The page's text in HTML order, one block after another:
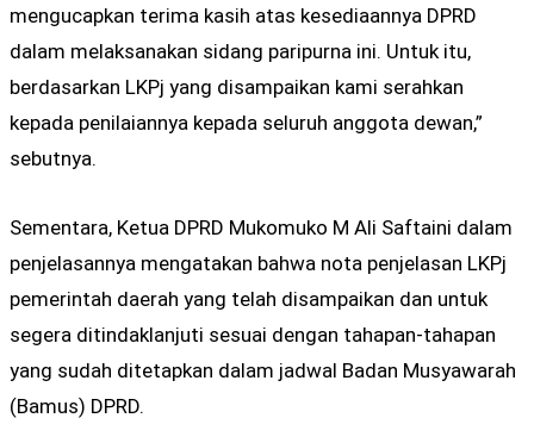
mengucapkan terima kasih atas kesediaannya DPRD
dalam melaksanakan sidang paripurna ini. Untuk itu,
berdasarkan LKPj yang disampaikan kami serahkan
kepada penilaiannya kepada seluruh anggota dewan,”
sebutnya.
Sementara, Ketua DPRD Mukomuko M Ali Saftaini dalam
penjelasannya mengatakan bahwa nota penjelasan LKPj
pemerintah daerah yang telah disampaikan dan untuk
segera ditindaklanjuti sesuai dengan tahapan-tahapan
yang sudah ditetapkan dalam jadwal Badan Musyawarah
(Bamus) DPRD.